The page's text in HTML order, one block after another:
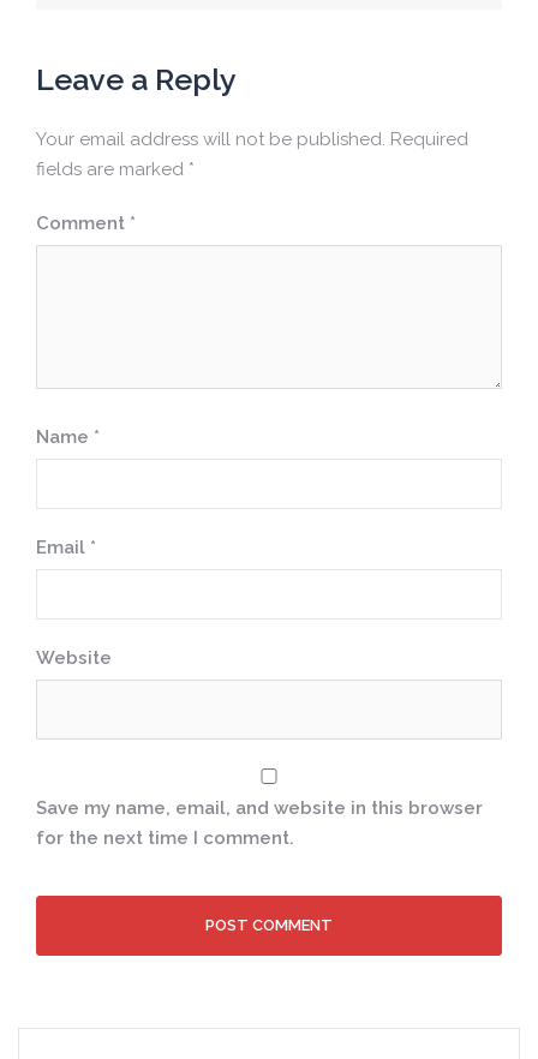
Leave a Reply
Your email address will not be published. Required
fields are marked *
Comment *
Name *
Email *
Website
Save my name, email, and website in this browser
for the next time I comment.